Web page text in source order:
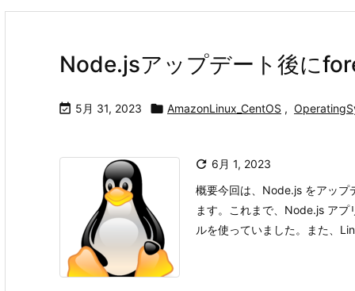
Node.jsアップデート後に
 5月 31, 2023  AmazonLinux_CentOS ,
 6月 1, 2023
概要今回は、Node.js をアップ
ます。これまで、Node.js ア
ルを使っていました。また、